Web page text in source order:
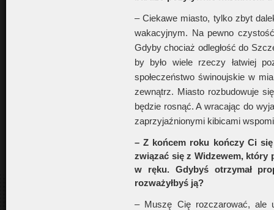
– Ciekawe miasto, tylko zbyt
wakacyjnym. Na pewno
Gdyby chociaż odległość do
by było wiele rzeczy łatwiej
społeczeństwo świnoujskie w
zewnątrz. Miasto rozbudowuje
będzie rosnąć. A wracając do
zaprzyjaźnionymi kibicami
– Z końcem roku kończy Ci
związać się z Widzewem, który
w ręku. Gdybyś otrzymał
rozważyłbyś ją?
– Muszę Cię rozczarować, ale